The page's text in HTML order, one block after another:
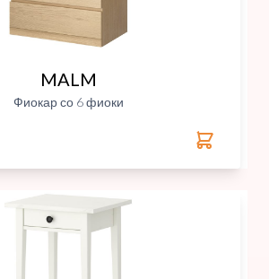
MALM
Фиокар со 6 фиоки